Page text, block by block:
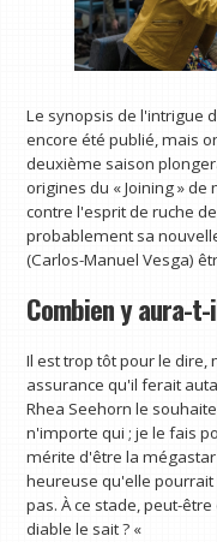
Le synopsis de l'intrigue
encore été publié, mais
deuxième saison
origines du « Joining »
contre l'esprit de ruche
probablement sa
(Carlos-Manuel Vesga)
Combien y aura-
Il est trop tôt pour le dire,
assurance qu'il ferait
Rhea Seehorn le
n'importe qui ; je le fais
mérite d'être la
heureuse qu'elle pourrait
pas. À ce stade, peut-
diable le sait ? «